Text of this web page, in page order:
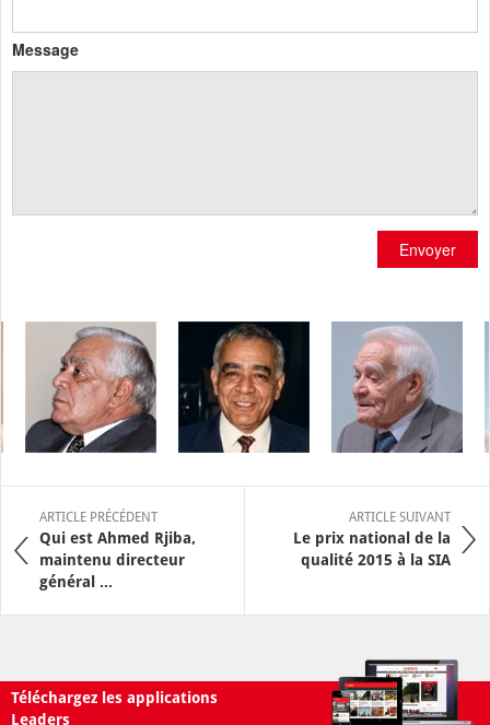
Message
Envoyer
ARTICLE PRÉCÉDENT
Qui est Ahmed Rjiba,
maintenu directeur
général ...
ARTICLE SUIVANT
Le prix national de la
qualité 2015 à la SIA
Téléchargez les applications
Leaders